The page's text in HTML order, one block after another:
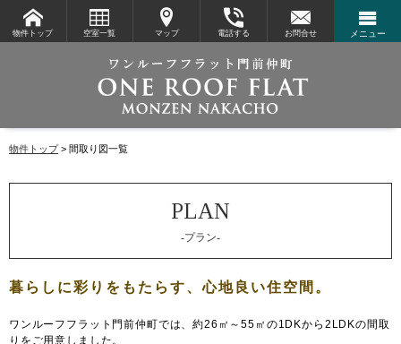
物件トップ 空室一覧 マップ 電話する お問合せ メニュー
物件トップ 間取り図一覧
-プラン-
ワンルーフフラット門前仲町では、約26㎡～55㎡の1DKから2LDKの間取
りをご用意しました。